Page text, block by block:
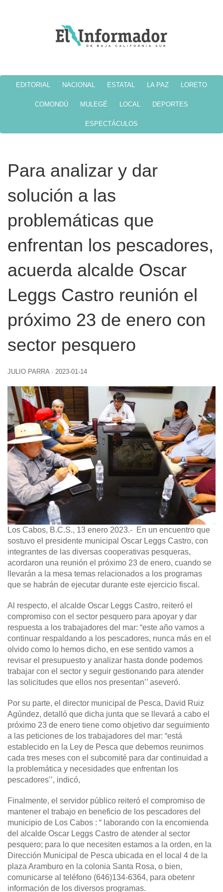
EDITORIAL NACIONAL ESTATAL LA PAZ LORETO
COMONDÚ MULEGÉ LOCAL DEPORTES
ESPECTÁCULOS
Para analizar y dar
solución a las
problemáticas que
enfrentan los pescadores,
acuerda alcalde Oscar
Leggs Castro reunión el
próximo 23 de enero con
sector pesquero
JULIO PARRA · 2023-01-14
Los Cabos, B.C.S., 13 enero 2023.- En un encuentro que
sostuvo el presidente municipal Oscar Leggs Castro, con
integrantes de las diversas cooperativas pesqueras,
acordaron una reunión el próximo 23 de enero, cuando se
llevarán a la mesa temas relacionados a los programas
que se habrán de ejecutar durante este ejercicio fiscal.
Al respecto, el alcalde Oscar Leggs Castro, reiteró el
compromiso con el sector pesquero para apoyar y dar
respuesta a los trabajadores del mar: “este año vamos a
continuar respaldando a los pescadores, nunca más en el
olvido como lo hemos dicho, en ese sentido vamos a
revisar el presupuesto y analizar hasta donde podemos
trabajar con el sector y seguir gestionando para atender
las solicitudes que ellos nos presentan’’ aseveró.
Por su parte, el director municipal de Pesca, David Ruiz
Agúndez, detalló que dicha junta que se llevará a cabo el
próximo 23 de enero tiene como objetivo dar seguimiento
a las peticiones de los trabajadores del mar: “está
establecido en la Ley de Pesca que debemos reunirnos
cada tres meses con el subcomité para dar continuidad a
la problemática y necesidades que enfrentan los
pescadores’’, indicó,
Finalmente, el servidor público reiteró el compromiso de
mantener el trabajo en beneficio de los pescadores del
municipio de Los Cabos : “ laborando con la encomienda
del alcalde Oscar Leggs Castro de atender al sector
pesquero; para lo que necesiten estamos a la orden, en la
Dirección Municipal de Pesca ubicada en el local 4 de la
plaza Aramburo en la colonia Santa Rosa, o bien,
comunicarse al teléfono (646)134-6364, para obetenr
información de los diversos programas.